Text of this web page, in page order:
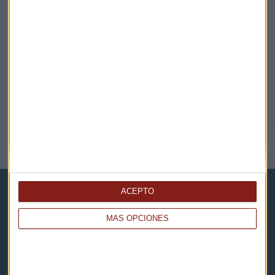
MÁS OPCIONES
ACEPTO
NOTICIAS RELACIONADAS